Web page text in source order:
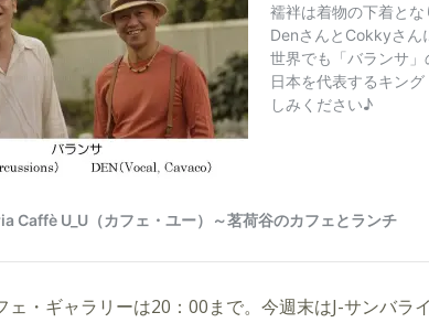
ェ・ギャラリーは20：00まで。今週末はJ-サンバ